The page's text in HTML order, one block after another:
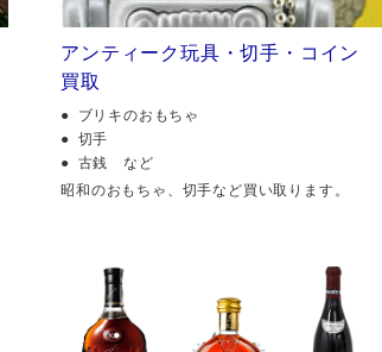
アンティーク玩具・切手・コイン
買取
ブリキのおもちゃ
切手
古銭 など
昭和のおもちゃ、切手など買い取ります。